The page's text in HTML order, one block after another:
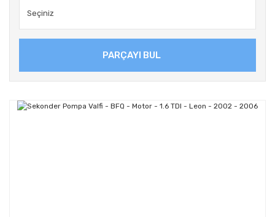
PARÇAYI BUL